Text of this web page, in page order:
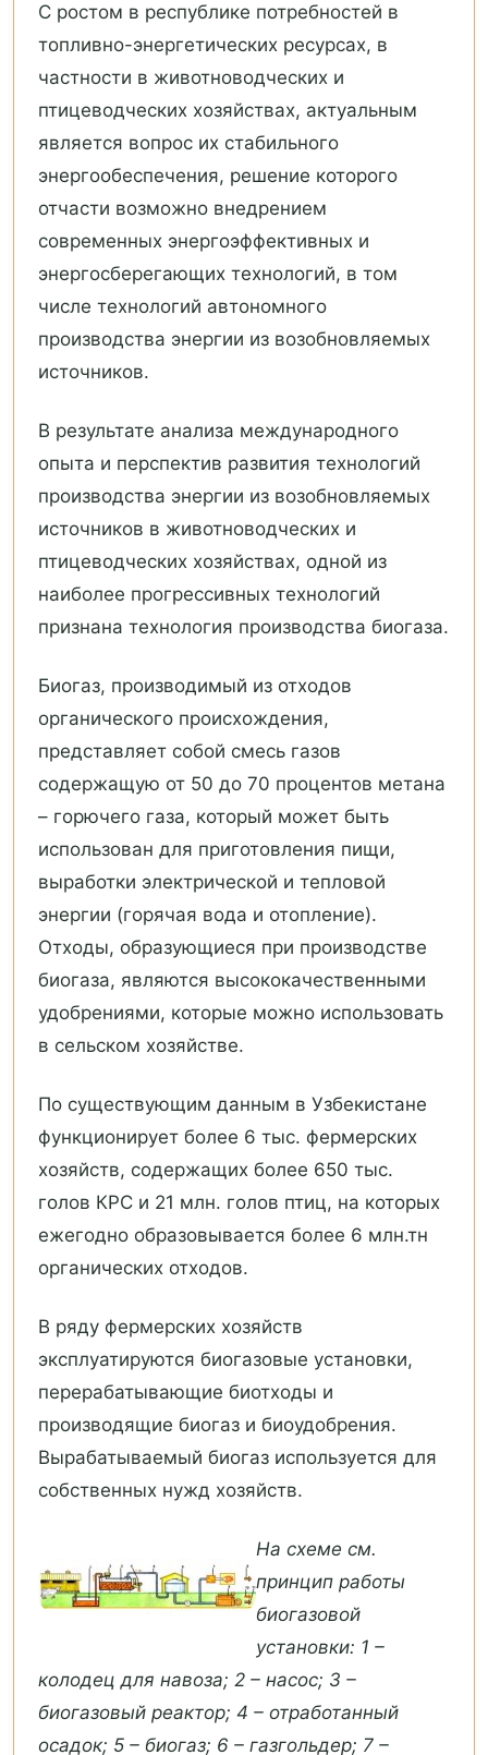
С ростом в республике потребностей в
топливно-энергетических ресурсах, в
частности в животноводческих и
птицеводческих хозяйствах, актуальным
является вопрос их стабильного
энергообеспечения, решение которого
отчасти возможно внедрением
современных энергоэффективных и
энергосберегающих технологий, в том
числе технологий автономного
производства энергии из возобновляемых
источников.
В результате анализа международного
опыта и перспектив развития технологий
производства энергии из возобновляемых
источников в животноводческих и
птицеводческих хозяйствах, одной из
наиболее прогрессивных технологий
признана технология производства биогаза.
Биогаз, производимый из отходов
органического происхождения,
представляет собой смесь газов
содержащую от 50 до 70 процентов метана
– горючего газа, который может быть
использован для приготовления пищи,
выработки электрической и тепловой
энергии (горячая вода и отопление).
Отходы, образующиеся при производстве
биогаза, являются высококачественными
удобрениями, которые можно использовать
в сельском хозяйстве.
По существующим данным в Узбекистане
функционирует более 6 тыс. фермерских
хозяйств, содержащих более 650 тыс.
голов КРС и 21 млн. голов птиц, на которых
ежегодно образовывается более 6 млн.тн
органических отходов.
В ряду фермерских хозяйств
эксплуатируются биогазовые установки,
перерабатывающие биотходы и
производящие биогаз и биоудобрения.
Вырабатываемый биогаз используется для
собственных нужд хозяйств.
На схеме см.
принцип работы
биогазовой
установки: 1 –
колодец для навоза; 2 – насос; 3 –
биогазовый реактор; 4 – отработанный
осадок; 5 – биогаз; 6 – газгольдер; 7 –